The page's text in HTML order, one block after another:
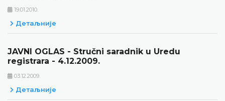
19.01.2010.
Детаљније
JAVNI OGLAS - Stručni saradnik u Uredu
registrara - 4.12.2009.
03.12.2009.
Детаљније